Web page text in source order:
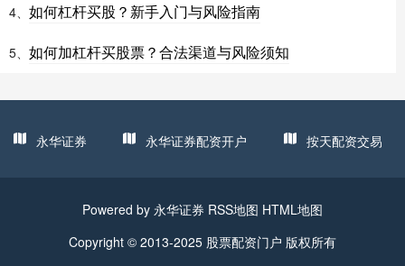
4、 如何杠杆买股？新手入门与风险指南
5、 如何加杠杆买股票？合法渠道与风险须知
永华证券 永华证券配资开户 按天配资交易
Powered by 永华证券 RSS地图 HTML地图
Copyright © 2013-2025 股票配资门户 版权所有